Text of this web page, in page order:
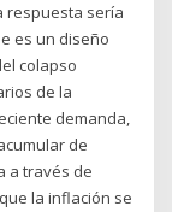
respuesta sería
es un diseño
colapso
de la
demanda,
de
a través de
la inflación se